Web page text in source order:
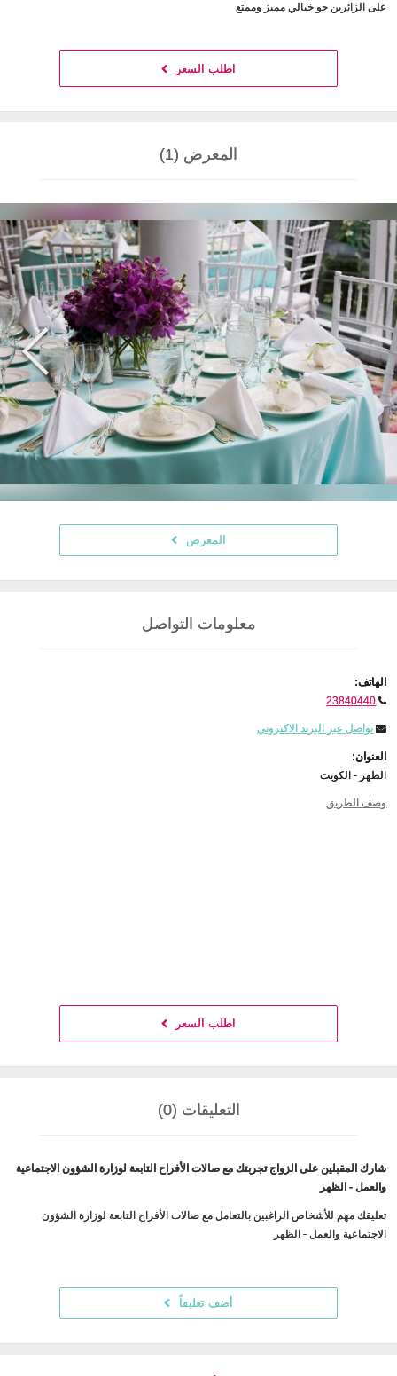
على الزائرين جو خيالي مميز وممتع
اطلب السعر
المعرض (1)
المعرض
معلومات التواصل
الهاتف:
23840440
تواصل عبر البريد الاكتروني
العنوان:
الظهر - الكويت
وصف الطريق
اطلب السعر
التعليقات (0)
شارك المقبلين على الزواج تجربتك مع صالات الأفراح التابعة لوزارة الشؤون الاجتماعية
والعمل - الظهر
تعليقك مهم للأشخاص الراغبين بالتعامل مع صالات الأفراح التابعة لوزارة الشؤون
الاجتماعية والعمل - الظهر
أضف تعليقاً